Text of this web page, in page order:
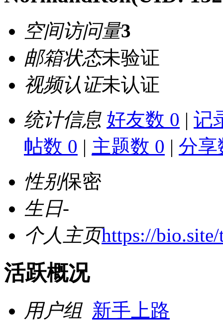
空间访问量3
邮箱状态未验证
视频认证未认证
统计信息 好友数 0 | 记
帖数 0 | 主题数 0 | 分享
性别保密
生日-
个人主页https://
活跃概况
用户组 新手上路